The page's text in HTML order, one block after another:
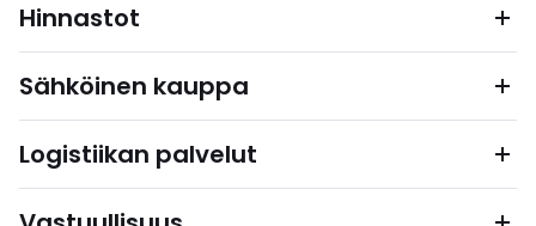
Hinnastot
Sähköinen kauppa
Logistiikan palvelut